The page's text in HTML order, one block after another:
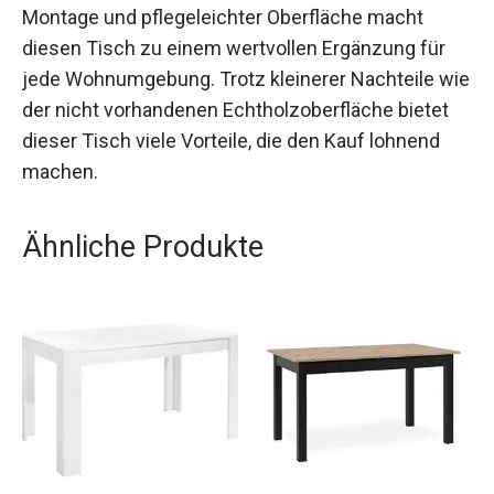
Montage und pflegeleichter Oberfläche macht
diesen Tisch zu einem wertvollen Ergänzung für
jede Wohnumgebung. Trotz kleinerer Nachteile wie
der nicht vorhandenen Echtholzoberfläche bietet
dieser Tisch viele Vorteile, die den Kauf lohnend
machen.
Ähnliche Produkte